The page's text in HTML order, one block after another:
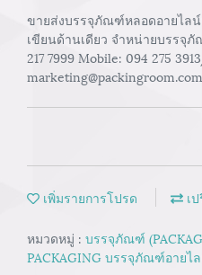
ขายส่งบรรจุภัณฑ์หลอดอายไลน์
เขียนด้านเดียว จำหน่ายบรรจุภั
217 7999 Mobile: 094 275
เพิ่มรายการโปรด เ
หมวดหมู่ : บรรจุภัณฑ์
PACKAGING บรรจุภัณฑ์อายไ